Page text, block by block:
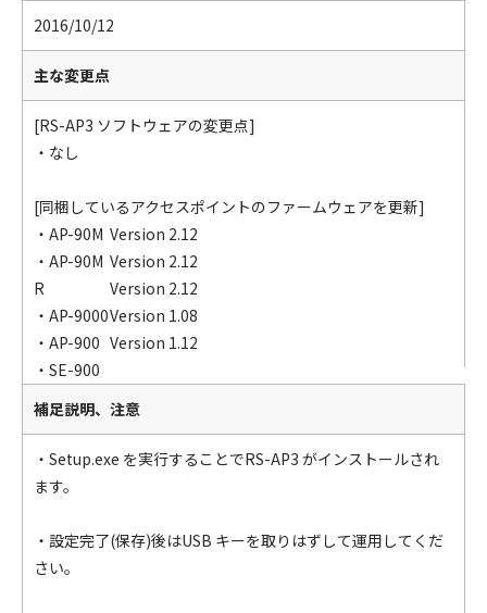
2016/10/12
主な変更点
[RS-AP3 ソフトウェアの変更点]
・なし
[同梱しているアクセスポイントのファームウェアを更新]
・AP-90M Version 2.12
・AP-90M
R
Version 2.12
・AP-9000
Version 2.12
・AP-900
Version 1.08
・SE-900
Version 1.12
補足説明、注意
・Setup.exe を実行することでRS-AP3 がインストールされ
ます。
・設定完了(保存)後はUSB キーを取りはずして運用してくだ
さい。